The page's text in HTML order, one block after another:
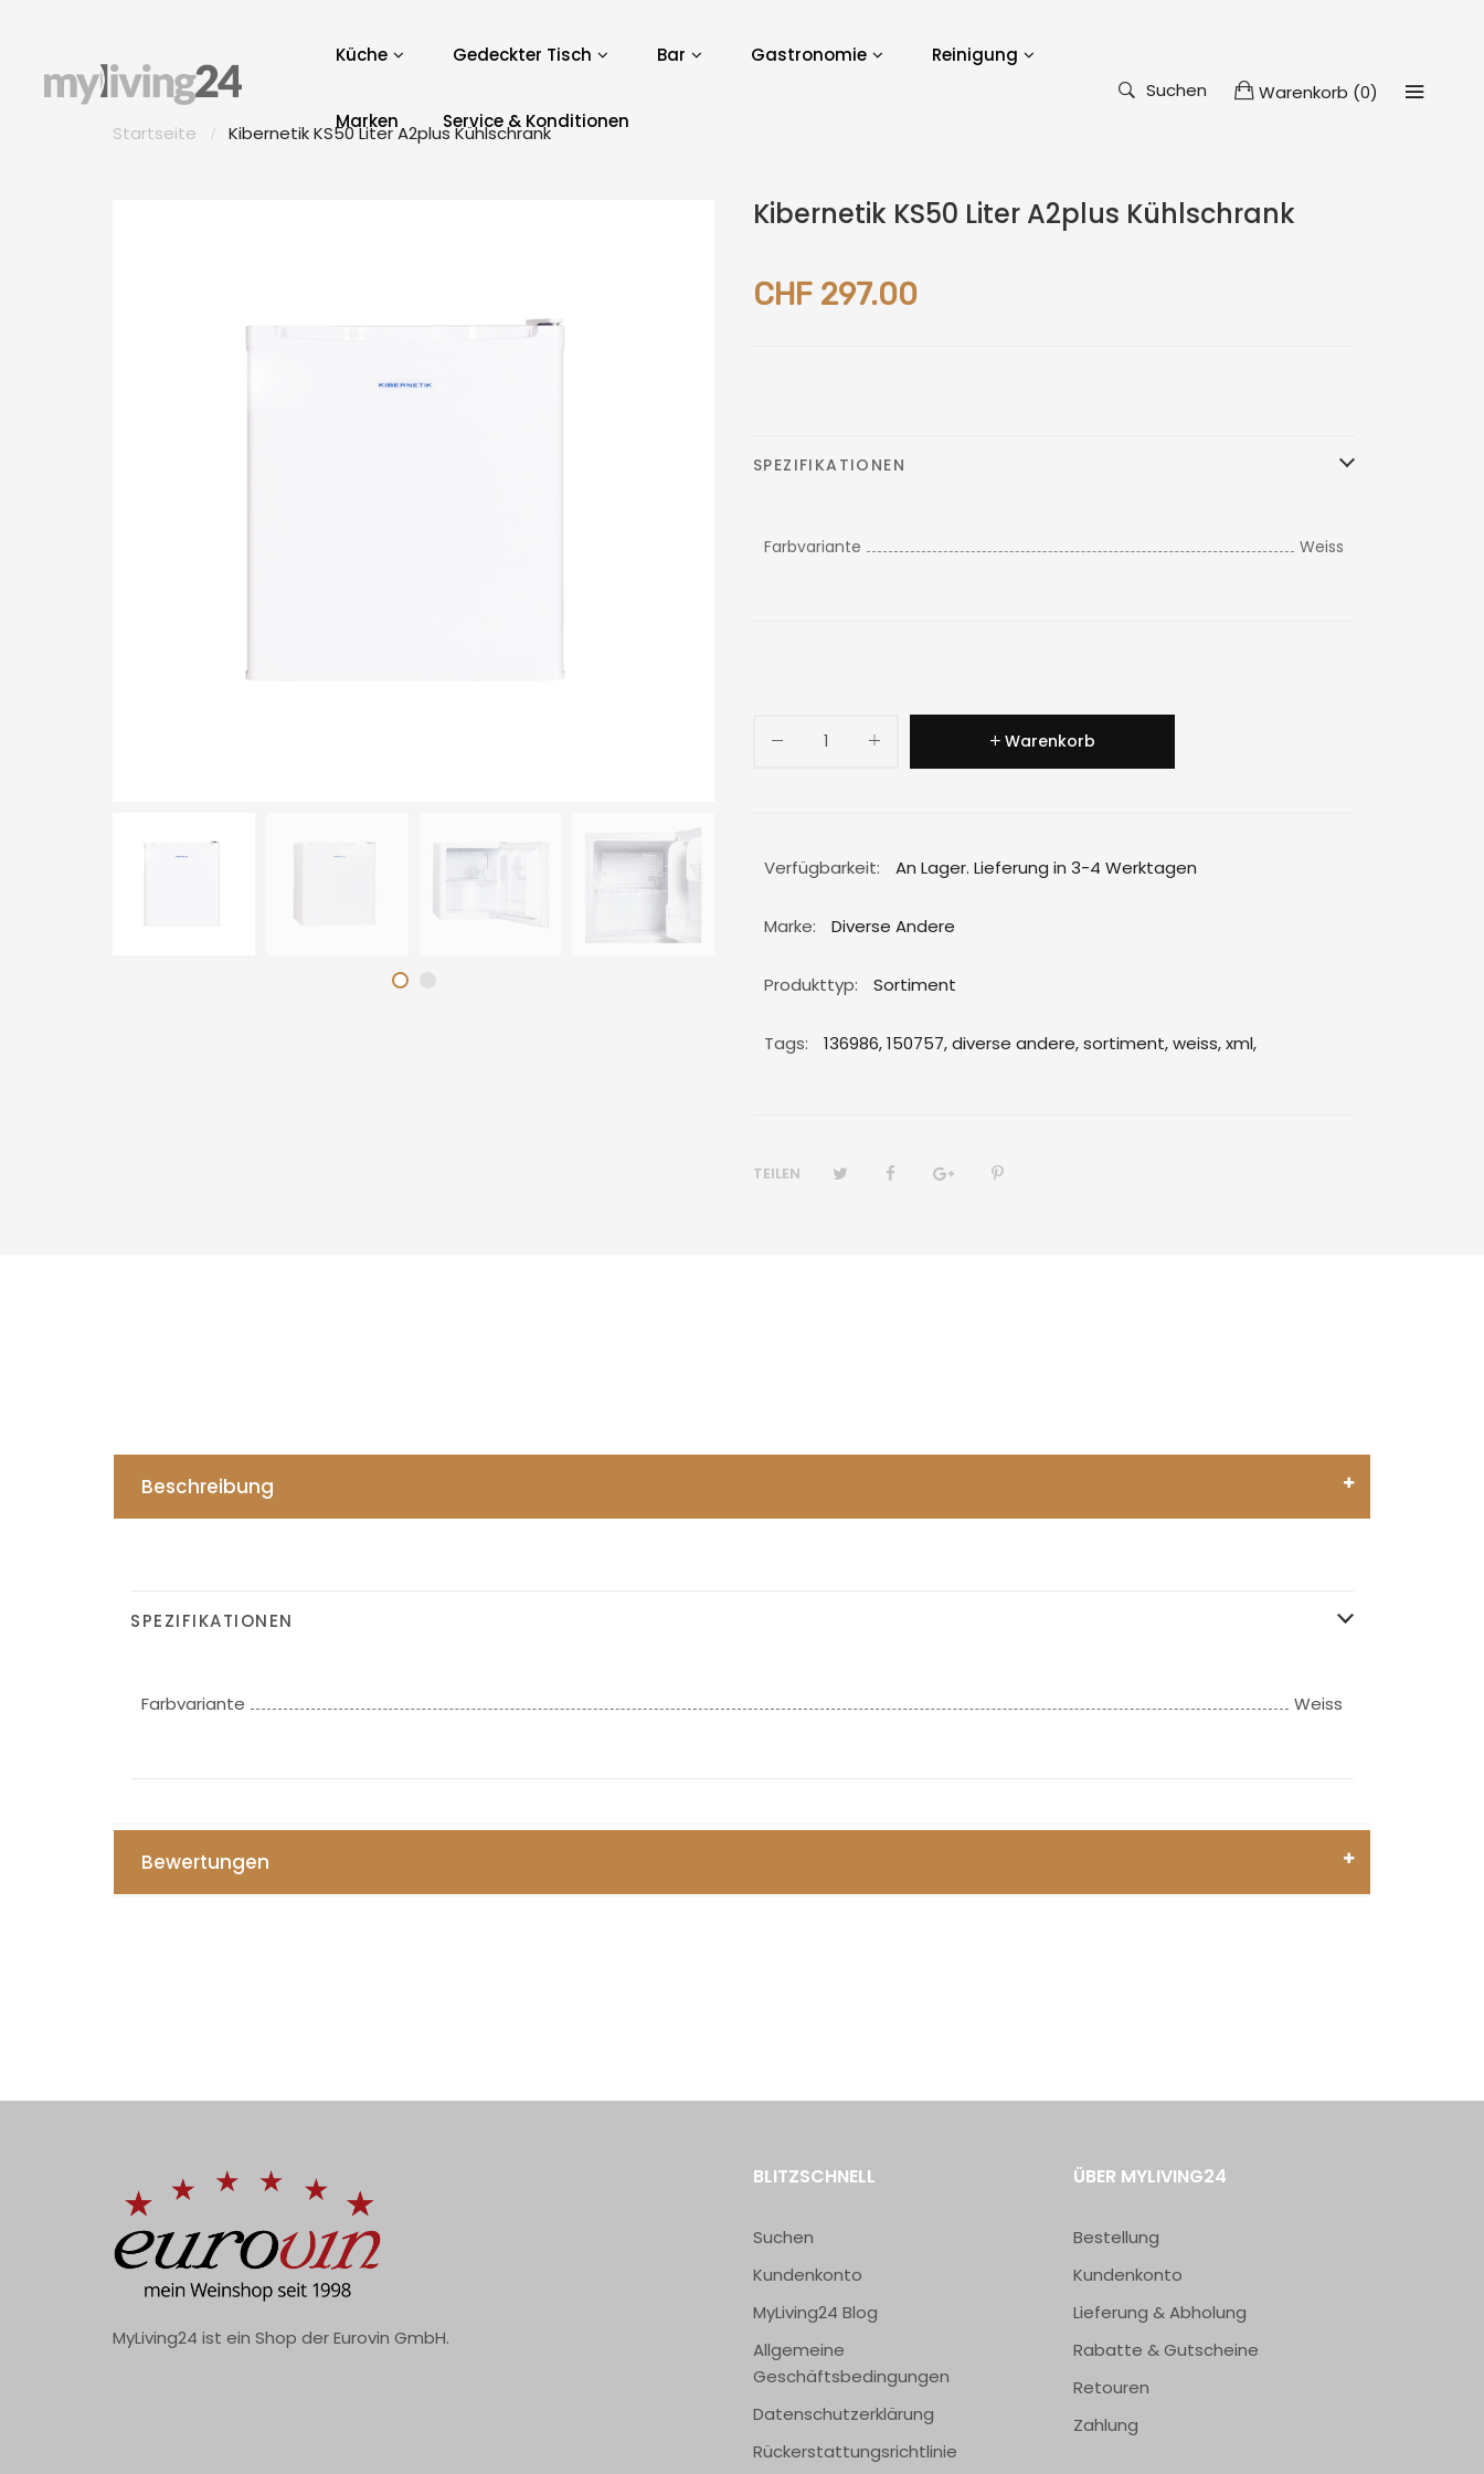
Küche Gedeckter Tisch Bar Gastronomie Reinigung
Marken Service & Konditionen
Suchen Warenkorb (0)
Startseite
Kibernetik KS50 Liter A2plus Kühlschrank
Kibernetik KS50 Liter A2plus Kühlschrank
CHF 297.00
SPEZIFIKATIONEN
Farbvariante Weiss
Warenkorb
Verfügbarkeit: An Lager. Lieferung in 3-4 Werktagen
Marke: Diverse Andere
Produkttyp: Sortiment
Tags: 136986,150757,diverse andere,sortiment,weiss,xml,
TEILEN
Beschreibung
SPEZIFIKATIONEN
Farbvariante Weiss
Bewertungen
MyLiving24 ist ein Shop der Eurovin GmbH.
BLITZSCHNELL
Suchen
Kundenkonto
MyLiving24 Blog
Allgemeine
Geschäftsbedingungen
Datenschutzerklärung
Rückerstattungsrichtlinie
ÜBER MYLIVING24
Bestellung
Kundenkonto
Lieferung & Abholung
Rabatte & Gutscheine
Retouren
Zahlung